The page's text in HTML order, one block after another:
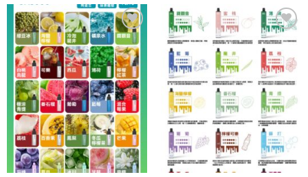
NT$200
到
NT$400
Add to
wishlist
Add to